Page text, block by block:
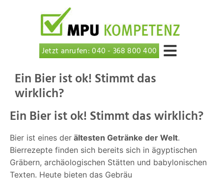
Jetzt anrufen: 040 - 368 800 400
Ein Bier ist ok! Stimmt das
wirklich?
Ein Bier ist ok! Stimmt das wirklich?
Bier ist eines der ältesten Getränke der Welt.
Bierrezepte finden sich bereits sich in ägyptischen
Gräbern, archäologischen Stätten und babylonischen
Texten. Heute bieten das Gebräu